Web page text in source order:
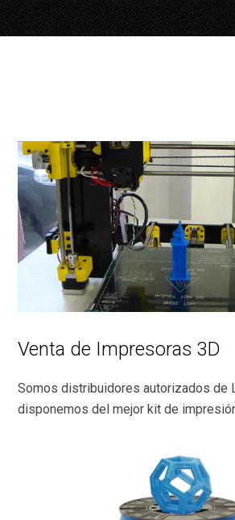
Venta de Impresoras 3D
Somos distribuidores autorizados de
disponemos del mejor kit de